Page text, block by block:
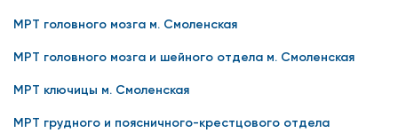
МРТ головного мозга м. Смоленская
МРТ головного мозга и шейного отдела м. Смоленская
МРТ ключицы м. Смоленская
МРТ грудного и поясничного-крестцового отдела